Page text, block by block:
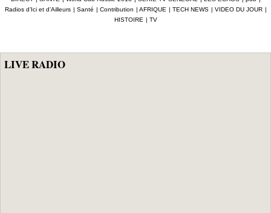
Radios d’Ici et d’Ailleurs | Santé | Contribution | AFRIQUE | TECH NEWS | VIDEO DU JOUR |
HISTOIRE | TV
LIVE RADIO